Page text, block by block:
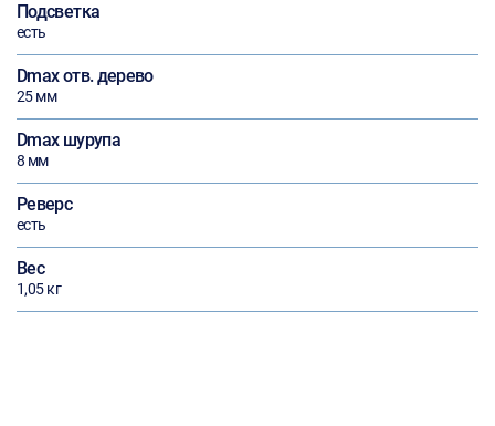
Подсветка
есть
Dmax отв. дерево
25 мм
Dmax шурупа
8 мм
Реверс
есть
Вес
1,05 кг